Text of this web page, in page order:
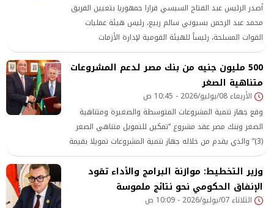
أصدر الرئيس عبد الفتاح السيسي قرارا جمهوريا بتعيين الفريق
محمد عبد الرحمن بسيوني سالم ربيع، رئيس هيئة عمليات
القوات المسلحة، رئيساً للهيئة القومية لإدارة الأزمات
والطوارئ. وتضمن القرار الجمهوري تعيين اللواء هاني محمود
سيد منصور مدير سلاح الإشارة بالقوات المسلحة نائبا لرئيس
الهيئة القومية لإدارة الأزمات والطوارئ
500 مليون جنيه من بنك مصر لدعم المشروعات
متناهية الصغر
الأربعاء 08/يوليو/2026 - 10:45 ص
وقع جهاز تنمية المشروعات المتوسطة والصغيرة ومتناهية
الصغر وبنك مصر عقد مشروع “تمكين للتمويل متناهي الصغر
(3)” والذي يقدم من خلاله جهاز تنمية المشروعات تمويلا بقيمة
500 مليون جنيه لدعم المشروعات
وزير التخطيط: موازنة البرامج والأداء تقود
الإنفاق الحكومي نحو نتائج ملموسة
الثلاثاء 07/يوليو/2026 - 10:09 ص